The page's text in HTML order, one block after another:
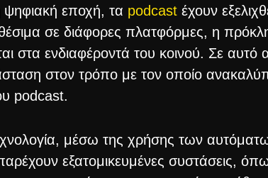
ψηφιακή εποχή, τα podcast έχουν
σε διάφορες πλατφόρμες, η
στα ενδιαφέροντά του κοινού. Σε αυτό
στον τρόπο με τον οποίο
podcast.
μέσω της χρήσης των
εξατομικευμένες συστάσεις,